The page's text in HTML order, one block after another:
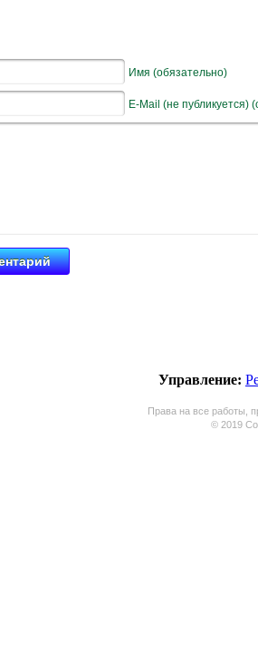
Имя (обязательно)
E-Mail (не публикуется)
Управление:
Права на все работы,
© 2019